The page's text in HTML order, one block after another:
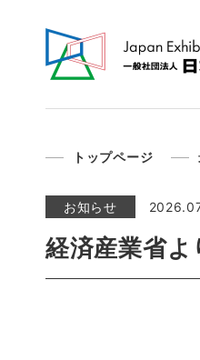
トップページ
お知らせ
経済産業省